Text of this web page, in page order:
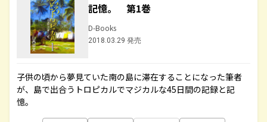
記憶。 第1巻
D-Books
2018.03.29 発売
子供の頃から夢見ていた南の島に滞在することになった筆者
が、島で出合うトロピカルでマジカルな45日間の記録と記
憶。